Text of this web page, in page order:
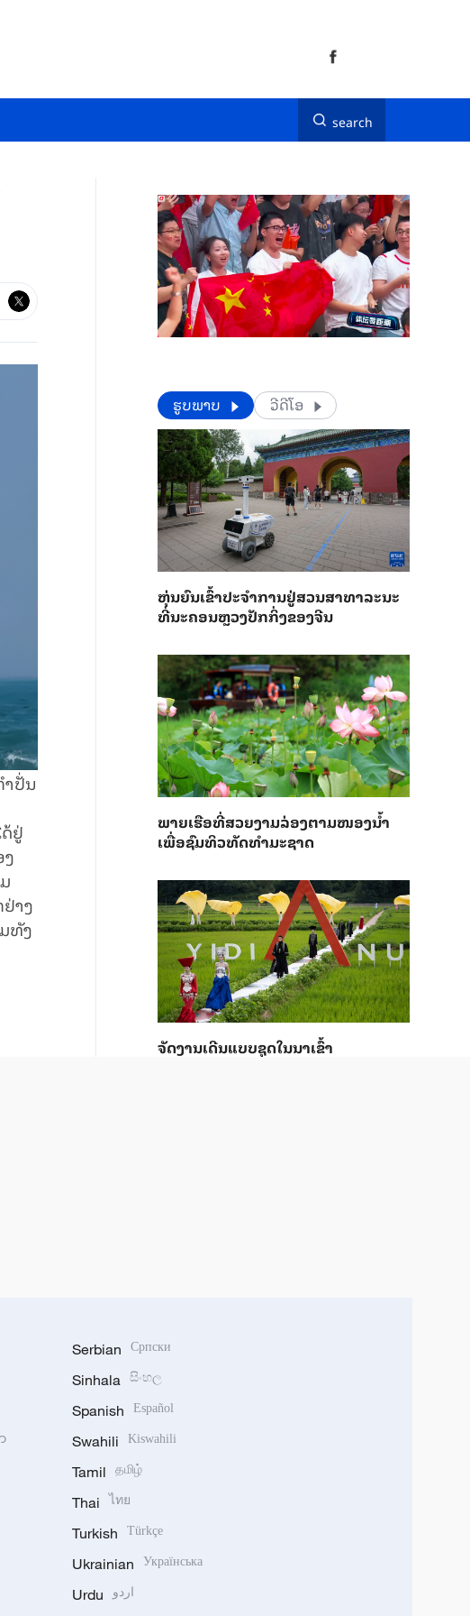
search
ປັ່ນ
ຢູ່
າງ
ທັງ
​​ຮູບພາບ ວີດີໂອ
​ຫຸ່ນ​ຍົນ​ເຂົ້າ​ປະ​ຈຳ​ການ​ຢູ່​ສວນ​ສາ​ທາ​ລະ​ນະ​
ທີ່​ນະ​ຄອນຫຼວງ​ປັກ​ກິ່ງ​ຂອງ​ຈີນ
ພາຍ​ເຮືອທີ່​ສວຍ​ງາມ​ລ່ອງ​ຕາມ​​ໜອງນ້ຳ​​
ຈັດງານເດີນແບບຊຸດໃນນາເຂົ້າ
Serbian Српски
Sinhala සිංහල
Spanish Español
Swahili Kiswahili
Tamil தமிழ்
Thai ไทย
Turkish Türkçe
Ukrainian Українська
Urdu اردو